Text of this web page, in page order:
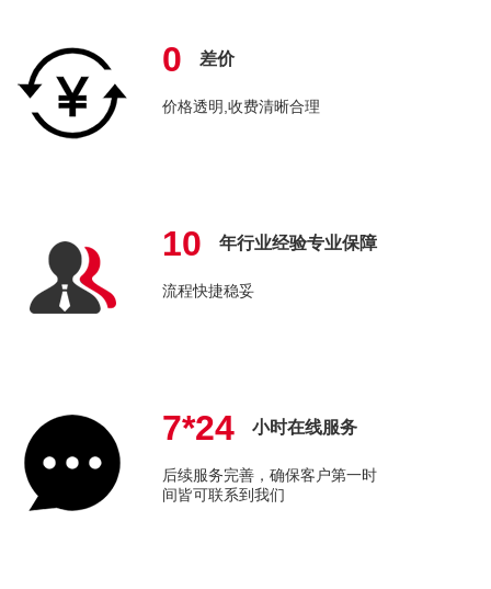
0 差价
价格透明,收费清晰合理
10 年行业经验专业保障
流程快捷稳妥
7*24 小时在线服务
后续服务完善，确保客户第一时
间皆可联系到我们